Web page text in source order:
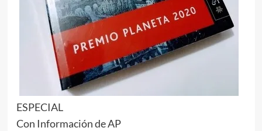
ESPECIAL
Con Información de AP